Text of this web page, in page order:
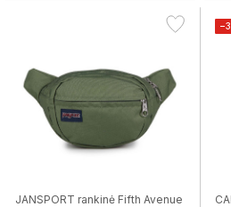
JANSPORT rankinė Fifth Avenue